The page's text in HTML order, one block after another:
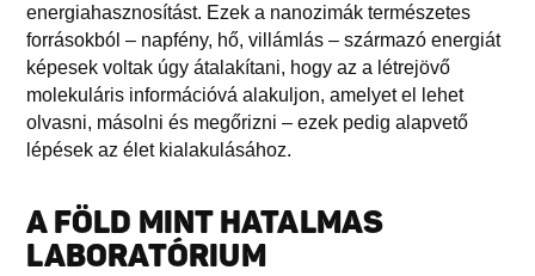
energiahasznosítást. Ezek a nanozimák természetes
forrásokból – napfény, hő, villámlás – származó energiát
képesek voltak úgy átalakítani, hogy az a létrejövő
molekuláris információvá alakuljon, amelyet el lehet
olvasni, másolni és megőrizni – ezek pedig alapvető
lépések az élet kialakulásához.
A FÖLD MINT HATALMAS
LABORATÓRIUM